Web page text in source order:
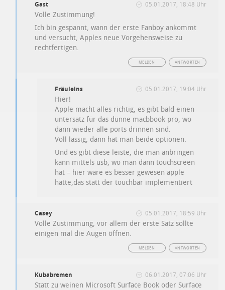
Gast 05.01.2017, 18:48 Uhr
Volle Zustimmung!
Ich bin gespannt, wann der erste Fanboy ankommt
und versucht, Apples neue Vorgehensweise zu
rechtfertigen.
ANTWORTEN
MELDEN
Fräuleins 05.01.2017, 19:04 Uhr
Hier!
Apple macht alles richtig, es gibt bald einen
untersatz für das dünne macbbook pro, wo
dann wieder alle ports drinnen sind.
Voll lässig, dann hat man beide optionen.
Und es gibt diese leiste, die man anbringen
kann mittels usb, wo man dann touchscreen
hat – hier wäre es besser gewesen apple
hätte,das statt der touchbar implementiert
Casey 05.01.2017, 18:59 Uhr
Volle Zustimmung, vor allem der erste Satz sollte
einigen mal die Augen öffnen.
ANTWORTEN
MELDEN
Kubabremen 06.01.2017, 07:06 Uhr
Statt zu weinen Microsoft Surface Book oder Surface